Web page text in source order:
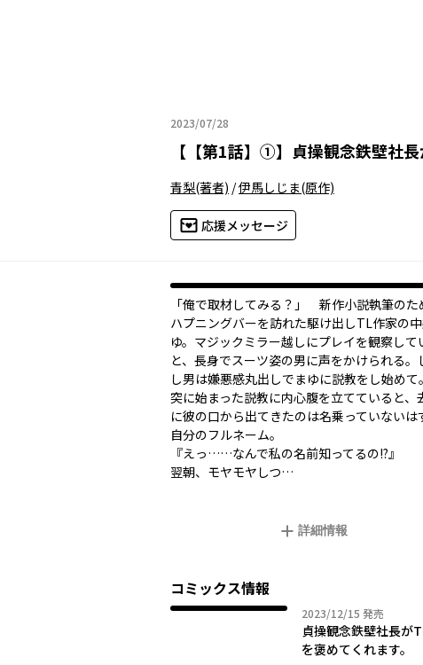
2023/07/28
2023年07月28日
【 【第1話】①】 貞操観念鉄壁社
青梨(著者) /伊馬しじま(原作)
応援メッセージ
「俺で取材してみる？」 新作小説執筆のた
ハプニングバーを訪れた駆け出しTL作家の
ゆ。マジックミラー越しにプレイを観察して
と、長身でスーツ姿の男に声をかけられる。
し男は嫌悪感丸出しでまゆに説教をし始めて
突に始まった説教に内心腹を立てていると、
に彼の口から出てきたのは名乗っていないは
自分のフルネーム。
『えっ……なんで私の名前知ってるの――!?』
翌朝、モヤモヤしつ…
詳細情報
コミックス情報
2023/12/15 2023年12月
発売
貞操観念鉄壁社長が
を褒めてくれます。